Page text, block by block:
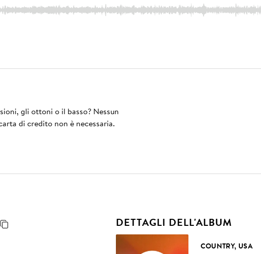
gli ottoni o il basso? Nessun
di credito non è necessaria.
DETTAGLI DELL'ALBUM
COUNTRY, USA